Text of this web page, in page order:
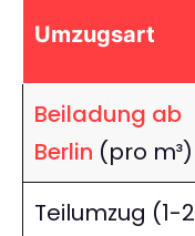
Umzugsart
Beiladung ab
Berlin (pro m³)
Teilumzug (1-2